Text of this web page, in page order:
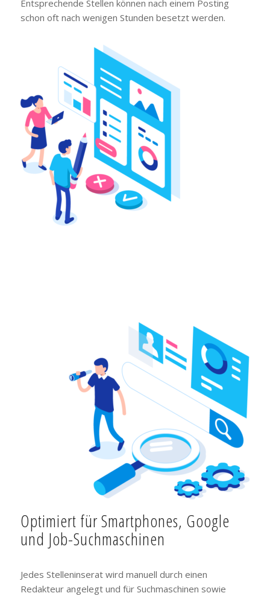
Entsprechende Stellen können nach einem Posting
schon oft nach wenigen Stunden besetzt werden.
Optimiert für Smartphones, Google
und Job-Suchmaschinen
Jedes Stelleninserat wird manuell durch einen
Redakteur angelegt und für Suchmaschinen sowie